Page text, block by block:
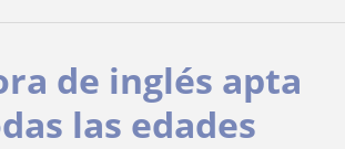
de inglés apta
las edades